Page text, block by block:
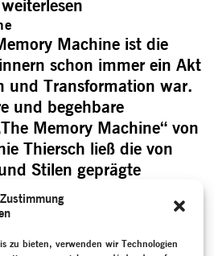
zu bieten, verwenden wir Technologien
weiterlesen
Machine ist die
schon immer ein Akt
und Transformation war.
und begehbare
Memory Machine“ von
Thiersch ließ die von
Stilen geprägte
1980 und 2000
Berichte aufleben. Die